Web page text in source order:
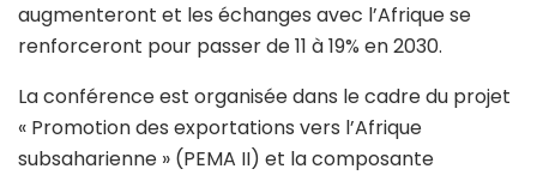
augmenteront et les échanges avec l’Afrique se
renforceront pour passer de 11 à 19% en 2030.
La conférence est organisée dans le cadre du projet
« Promotion des exportations vers l’Afrique
subsaharienne » (PEMA II) et la composante